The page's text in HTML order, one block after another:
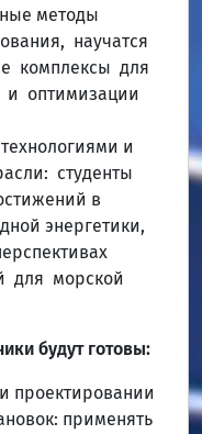
методы
научатся
комплексы для
и оптимизации
и
студенты
в
энергетики,
для морской
будут готовы:
проектировании
применять